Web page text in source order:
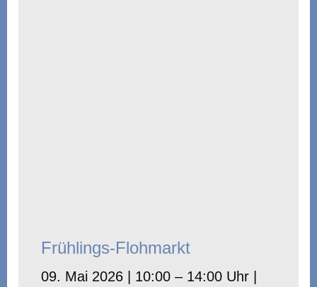
Frühlings-Flohmarkt
09. Mai 2026 | 10:00 – 14:00 Uhr |